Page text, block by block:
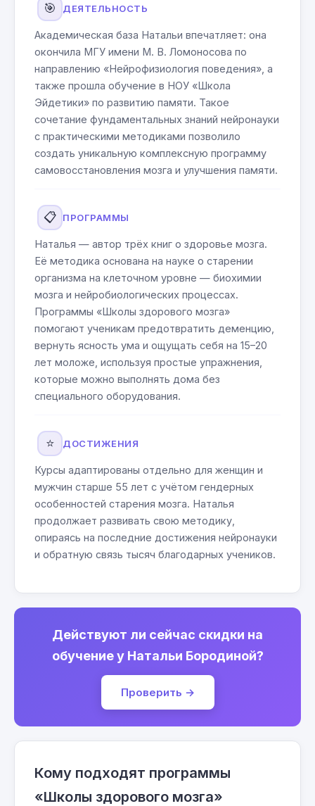
🎯 ДЕЯТЕЛЬНОСТЬ
Академическая база Натальи впечатляет: она
окончила МГУ имени М. В. Ломоносова по
направлению «Нейрофизиология поведения», а
также прошла обучение в НОУ «Школа
Эйдетики» по развитию памяти. Такое
сочетание фундаментальных знаний нейронауки
с практическими методиками позволило
создать уникальную комплексную программу
самовосстановления мозга и улучшения памяти.
📋 ПРОГРАММЫ
Наталья — автор трёх книг о здоровье мозга.
Её методика основана на науке о старении
организма на клеточном уровне — биохимии
мозга и нейробиологических процессах.
Программы «Школы здорового мозга»
помогают ученикам предотвратить деменцию,
вернуть ясность ума и ощущать себя на 15–20
лет моложе, используя простые упражнения,
которые можно выполнять дома без
специального оборудования.
⭐ ДОСТИЖЕНИЯ
Курсы адаптированы отдельно для женщин и
мужчин старше 55 лет с учётом гендерных
особенностей старения мозга. Наталья
продолжает развивать свою методику,
опираясь на последние достижения нейронауки
и обратную связь тысяч благодарных учеников.
Действуют ли сейчас скидки на
обучение у Натальи Бородиной?
Проверить →
Кому подходят программы
«Школы здорового мозга»